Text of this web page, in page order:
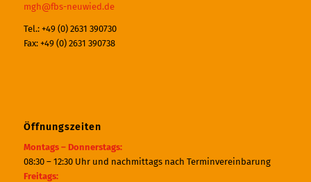
mgh@fbs-neuwied.de
Tel.: +49 (0) 2631 390730
Fax: +49 (0) 2631 390738
Öffnungszeiten
Montags – Donnerstags:
08:30 – 12:30 Uhr und nachmittags nach Terminvereinbarung
Freitags: